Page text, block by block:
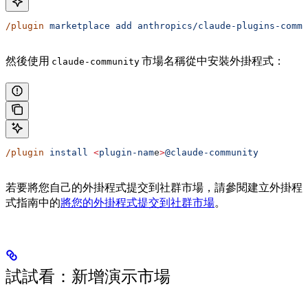
/plugin marketplace add anthropics/claude-plugins-
然後使用 claude-community 市場名稱從中安裝外掛程式：
/plugin install <plugin-name>@claude-community
若要將您自己的外掛程式提交到社群市場，請參閱建立外掛程
式指南中的將您的外掛程式提交到社群市場。
試試看：新增演示市場